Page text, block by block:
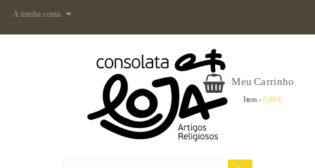
A minha conta
Meu Carrinho
Item - 0,00 €